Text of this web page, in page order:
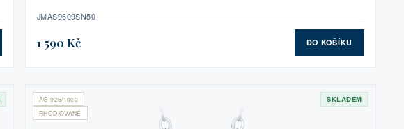
JMAS9609SN50
1 590 Kč DO KOŠÍKU
AG 925/1000
RHODIOVANÉ
SKLADEM